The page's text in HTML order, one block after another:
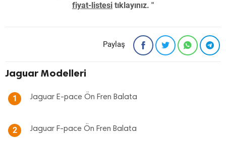
fiyat-listesi tıklayınız. "
Paylaş
Jaguar Modelleri
1 Jaguar E-pace Ön Fren Balata
2 Jaguar F-pace Ön Fren Balata